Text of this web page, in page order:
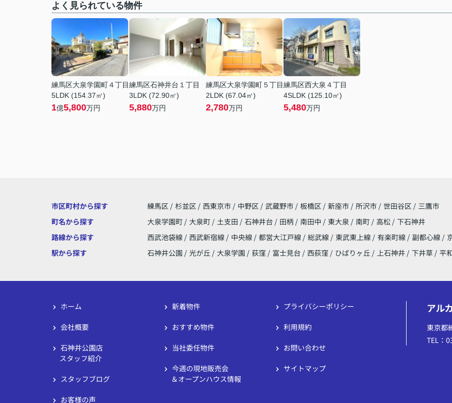
よく見られている物件
練馬区大泉学園町４丁目
5LDK (154.37㎡)
1億5,800万円
練馬区石神井台１丁目
3LDK (72.90㎡)
5,880万円
練馬区大泉学園町５丁目
2LDK (67.04㎡)
2,780万円
練馬区西大泉４丁目
4SLDK (125.10㎡)
5,480万円
市区町村から探す 練馬区 / 杉並区 / 西東京市 / 中野区 / 武蔵野市 / 板橋区 / 新座市 / 所沢市 / 世田谷区 / 三鷹市
町名から探す
大泉学園町 / 大泉町 / 土支田 / 石神井台 / 田柄 / 南田中 / 東大泉 / 南町 / 高松 / 下石神井
路線から探す
西武池袋線 / 西武新宿線 / 中央線 / 都営大江戸線 / 総武線 / 東武東上線 / 有楽町線 / 副都心線 /
駅から探す
石神井公園 / 光が丘 / 大泉学園 / 荻窪 / 富士見台 / 西荻窪 / ひばりヶ丘 / 上石神井 / 下井草 / 平
ホーム
会社概要
石神井公園店
スタッフ紹介
スタッフブログ
お客様の声
新着物件
おすすめ物件
当社委任物件
今週の現地販売会
＆オープンハウス情報
プライバシーポリシー
利用規約
お問い合わせ
サイトマップ
アル
東京都
TEL：